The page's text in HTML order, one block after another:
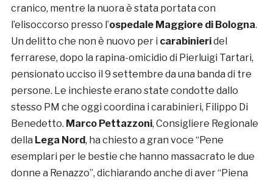
cranico, mentre la nuora è stata portata con
l’elisoccorso presso l’ospedale Maggiore di Bologna.
Un delitto che non è nuovo per i carabinieridel
ferrarese, dopo la rapina-omicidio di Pierluigi Tartari,
pensionato ucciso il 9 settembre da una banda di tre
persone. Le inchieste erano state condotte dallo
stesso PM che oggi coordina i carabinieri, Filippo Di
Benedetto. Marco Pettazzoni, Consigliere Regionale
della Lega Nord, ha chiesto a gran voce “Pene
esemplari per le bestie che hanno massacrato le due
donne a Renazzo”, dichiarando anche di aver “Piena